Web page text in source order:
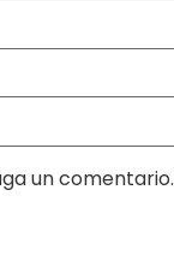
un comentario.